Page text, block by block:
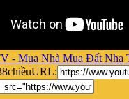
- Mua Nhà Mua Đất Nha
URL: